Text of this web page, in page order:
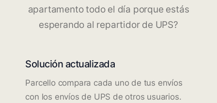
apartamento todo el día porque estás
esperando al repartidor de UPS?
Solución actualizada
Parcello compara cada uno de tus envíos
con los envíos de UPS de otros usuarios.